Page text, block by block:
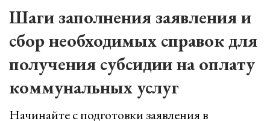
Шаги заполнения заявления и
сбор необходимых справок для
получения субсидии на оплату
коммунальных услуг
Начинайте с подготовки заявления в